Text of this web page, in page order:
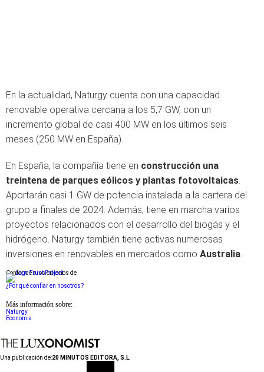
En la actualidad, Naturgy cuenta con una capacidad
renovable operativa cercana a los 5,7 GW, con un
incremento global de casi 400 MW en los últimos seis
meses (250 MW en España).
En España, la compañía tiene en construcción una
treintena de parques eólicos y plantas fotovoltaicas.
Aportarán casi 1 GW de potencia instalada a la cartera del
grupo a finales de 2024. Además, tiene en marcha varios
proyectos relacionados con el desarrollo del biogás y el
hidrógeno. Naturgy también tiene activas numerosas
inversiones en renovables en mercados como Australia.
Conforme a los criterios de
¿Por qué confiar en nosotros?
Más información sobre:
Naturgy
Economia
Una publicación de:20 MINUTOS EDITORA, S.L.